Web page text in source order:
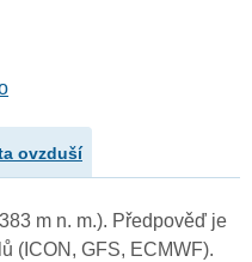
ovzduší
m n. m.). Předpověď je
(ICON, GFS, ECMWF).